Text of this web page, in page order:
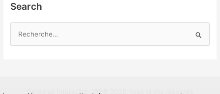
Search
Personal Interactor, 1998-2025, tous droits réservés